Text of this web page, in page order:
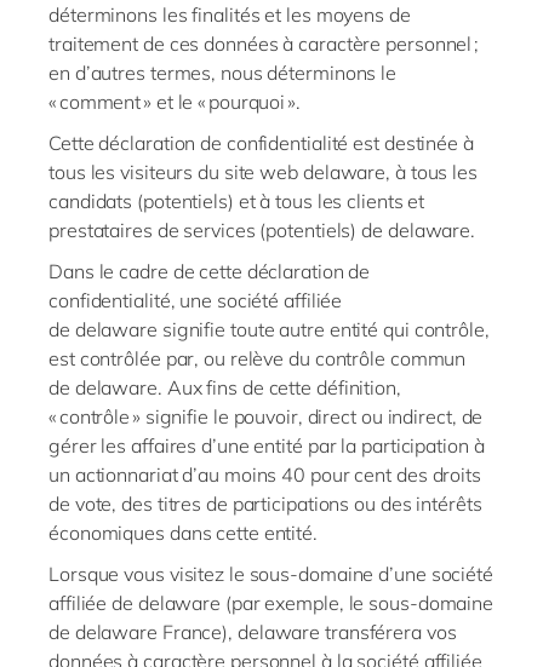
déterminons les finalités et les moyens de
traitement de ces données à caractère personnel ;
en d’autres termes, nous déterminons le
« comment » et le « pourquoi ».
Cette déclaration de confidentialité est destinée à
tous les visiteurs du site web delaware, à tous les
candidats (potentiels) et à tous les clients et
prestataires de services (potentiels) de delaware.
Dans le cadre de cette déclaration de
confidentialité, une société affiliée
de delaware signifie toute autre entité qui contrôle,
est contrôlée par, ou relève du contrôle commun
de delaware. Aux fins de cette définition,
« contrôle » signifie le pouvoir, direct ou indirect, de
gérer les affaires d’une entité par la participation à
un actionnariat d’au moins 40 pour cent des droits
de vote, des titres de participations ou des intérêts
économiques dans cette entité.
Lorsque vous visitez le sous-domaine d’une société
affiliée de delaware (par exemple, le sous-domaine
de delaware France), delaware transférera vos
données à caractère personnel à la société affiliée